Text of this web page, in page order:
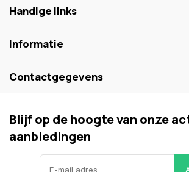
Handige links
Informatie
Contactgegevens
Blijf op de hoogte van onze
aanbiedingen